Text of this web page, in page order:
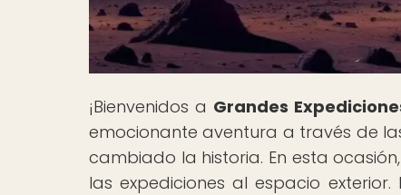
¡Bienvenidos a Grandes
emocionante aventura a través de
cambiado la historia. En esta
las expediciones al espacio